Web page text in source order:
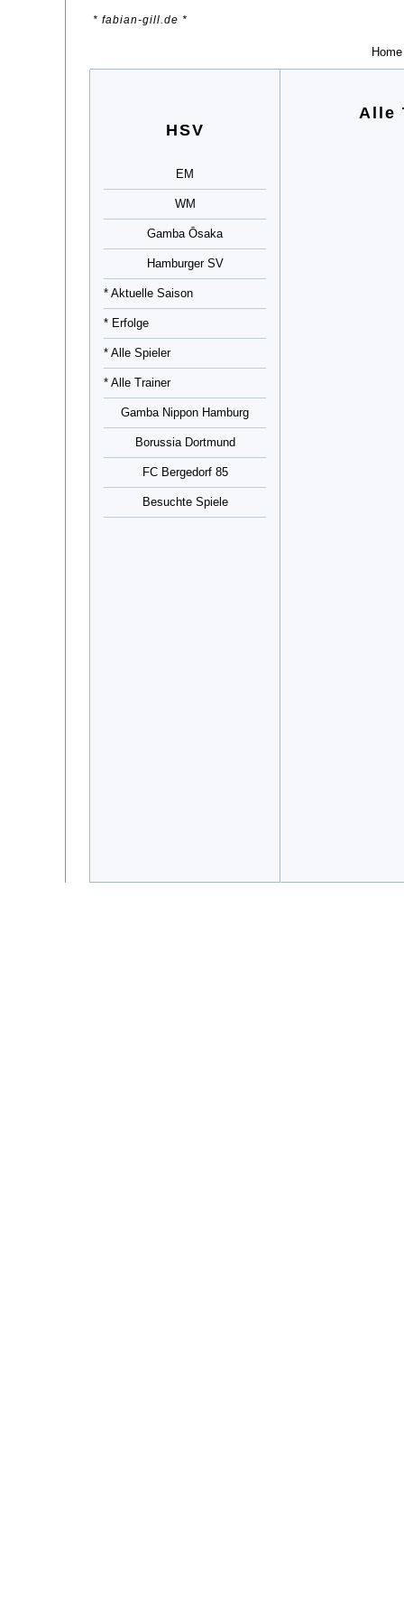
* fabian-gill.de *
Home
HSV
EM
WM
Gamba Ōsaka
Hamburger SV
* Aktuelle Saison
* Erfolge
* Alle Spieler
* Alle Trainer
Gamba Nippon Hamburg
Borussia Dortmund
FC Bergedorf 85
Besuchte Spiele
Alle